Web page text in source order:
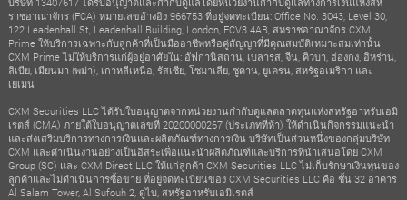
ราชอาณาจักร (FCA) หมายเลขอ้างอิง 966753 ที่อยู่จดทะเบียน: Office No. 3043, Level 30,
122 Leadenhall St, Leadenhall Building, London, ECV3 4AB, สหราชอาณาจักร CXM
Prime ให้บริการเฉพาะกับลูกค้าที่เป็นมืออาชีพหรือคู่สัญญาที่มีคุณสมบัติเหมาะสมเท่านั้น
CXM Prime ไม่ให้บริการแก่ผู้อยู่อาศัยใน: อัฟกานิสถาน, เบลารุส, จีน, คิวบา, ฮ่องกง, อิหร่าน,
ลิเบีย, เมียนมา (พม่า), เกาหลีเหนือ, รัสเซีย, โซมาเลีย, ซูดาน, ยูเครน, สหรัฐอเมริกา และ
เยเมน
CXM Securities LLC ได้รับใบอนุญาตจากหน่วยงานกำกับดูแลตลาดทุนแห่งสหรัฐอาหรับเอมิ
เรตส์ (CMA) ภายใต้ใบอนุญาตเลขที่ 20200000267 (ประเภทที่ห้า) ให้ดำเนินกิจกรรมแนะนำ
และส่งเสริมบริการทางการเงินและผลิตภัณฑ์ทางการเงิน บริษัทเป็นส่วนหนึ่งของกลุ่มบริษัท
CXM และดำเนินงานอย่างเป็นอิสระเพื่อแนะนำผลิตภัณฑ์และบริการที่นำเสนอโดย CXM
Group (SC) และ CXM Direct LLC ให้แก่ลูกค้า CXM Securities LLC ไม่เก็บรักษาเงินทุนของ
ลูกค้าและไม่ดำเนินการซื้อขาย ที่อยู่จดทะเบียนของ CXM Securities LLC คือ ชั้น 32 อาคาร
Al Salam Tower, Al Sufouh 2, ดูไบ, สหรัฐอาหรับเอมิเรตส์